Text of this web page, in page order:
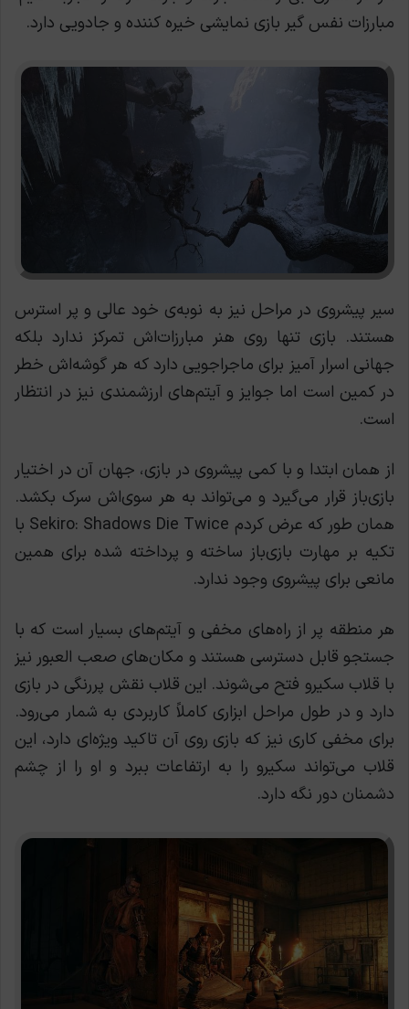
مبارزات نفس گیر بازی نمایشی خیره کننده و جادویی دارد.
سیر پیشروی در مراحل نیز به نوبه‌ی خود عالی و پر استرس
هستند. بازی تنها روی هنر مبارزات‌اش تمرکز ندارد بلکه
جهانی اسرار آمیز برای ماجراجویی دارد که هر گوشه‌اش خطر
در کمین است اما جوایز و آیتم‌های ارزشمندی نیز در انتظار
است.
از همان ابتدا و با کمی پیشروی در بازی، جهان آن در اختیار
بازی‌باز قرار می‌گیرد و می‌تواند به هر سوی‌اش سرک بکشد.
همان طور که عرض کردم Sekiro: Shadows Die Twice با
تکیه بر مهارت بازی‌باز ساخته و پرداخته شده برای همین
مانعی برای پیشروی وجود ندارد.
هر منطقه پر از راه‌های مخفی و آیتم‌های بسیار است که با
جستجو قابل دسترسی هستند و مکان‌های صعب العبور نیز
با قلاب سکیرو فتح می‌شوند. این قلاب نقش پررنگی در بازی
دارد و در طول مراحل ابزاری کاملاً کاربردی به شمار می‌رود.
برای مخفی کاری نیز که بازی روی آن تاکید ویژه‌ای دارد، این
قلاب می‌تواند سکیرو را به ارتفاعات ببرد و او را از چشم
دشمنان دور نگه دارد.